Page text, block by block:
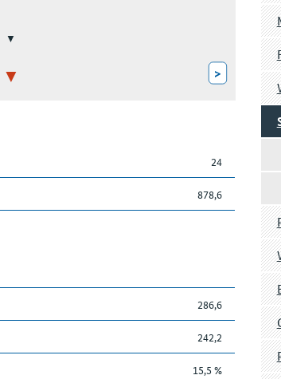
>
24
878,6
286,6
242,2
15,5 %